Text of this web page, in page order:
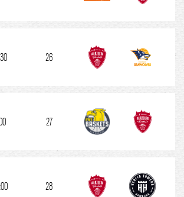
26
27
28